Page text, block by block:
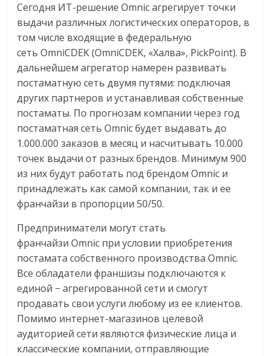
ритейле,
логистике,
технологиях,
соцсетях.
Нам
важно,
как
знать
как
Сеть
меняет
жизнь
обсудить
эти
изменения
читателем.
Сегодня ИТ-решениеOmnic агрегирует точки
выдачи различных логистических операторов, в
том числе входящие в федеральную
сетьOmniCDEK (OmniCDEK, «Халва», PickPoint). В
дальнейшем агрегатор намерен развивать
постаматную сеть двумя путями: подключая
других партнеров и устанавливая собственные
постаматы. По прогнозам компании через год
постаматная сеть Omnic будет выдавать до
1.000.000 заказов в месяц и насчитывать 10.000
точек выдачи от разных брендов. Минимум 900
из них будут работать под брендом Omnic и
принадлежать как самой компании, так и ее
франчайзи в пропорции 50/50.
Предприниматели могут стать
франчайзиOmnic при условии приобретения
постамата собственного производстваOmnic.
Все обладатели франшизы подключаются к
единой − агрегированной сети и смогут
продавать свои услуги любому из ее клиентов.
Помимо интернет-магазинов целевой
аудиторией сети являются физические лица и
классические компании, отправляющие